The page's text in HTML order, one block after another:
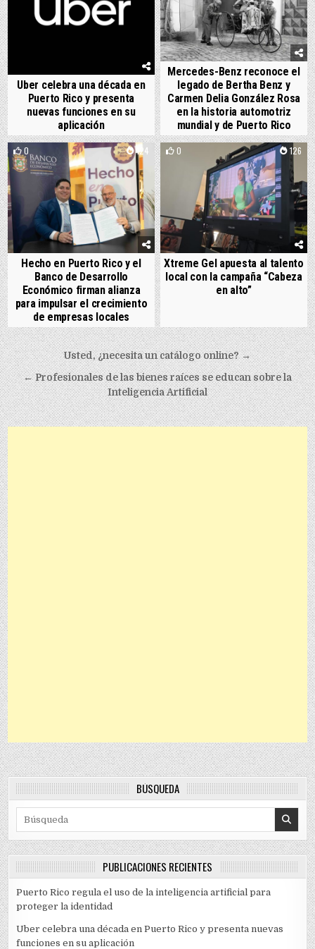
Uber celebra una década en
Puerto Rico y presenta
nuevas funciones en su
aplicación
Mercedes-Benz reconoce el
legado de Bertha Benz y
Carmen Delia González Rosa
en la historia automotriz
mundial y de Puerto Rico
0 124
Hecho en Puerto Rico y el
Banco de Desarrollo
Económico firman alianza
para impulsar el crecimiento
de empresas locales
0 126
Xtreme Gel apuesta al talento
local con la campaña “Cabeza
en alto”
Post navigation
Usted, ¿necesita un catálogo online? →
← Profesionales de las bienes raíces se educan sobre la
Inteligencia Artificial
BÚSQUEDA
PUBLICACIONES RECIENTES
Puerto Rico regula el uso de la inteligencia artificial para
proteger la identidad
Uber celebra una década en Puerto Rico y presenta nuevas
funciones en su aplicación